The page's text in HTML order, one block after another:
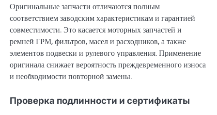
Оригинальные запчасти отличаются полным
соответствием заводским характеристикам и гарантией
совместимости. Это касается моторных запчастей и
ремней ГРМ, фильтров, масел и расходников, а также
элементов подвески и рулевого управления. Применение
оригинала снижает вероятность преждевременного износа
и необходимости повторной замены.
Проверка подлинности и сертификаты